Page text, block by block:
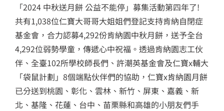
2024 Compal ESG
Insight
繁中 EN
仁寶2024 永續
繁中
永續報告書
歷年永續報告書
ESG Insight
「2024 中秋送月餅 公益不能停」募集活動第四年了!
共有1,038位仁寶大哥哥大姐姐們登記支持肯納自閉症
基金會，合力認募4,292份肯納園中秋月餅，送予全台
4,292位弱勢學童，傳遞心中祝福。 透過肯納園志工伙
伴、全臺102所學校師長們、許潮英基金會及仁寶x輔大
「袋鼠計劃」8個端點伙伴們的協助，仁寶x肯納園月餅
已分送到桃園、彰化、雲林、新竹、屏東、嘉義、新
北、基隆、花蓮、台中、苗栗縣和高雄的小朋友們手